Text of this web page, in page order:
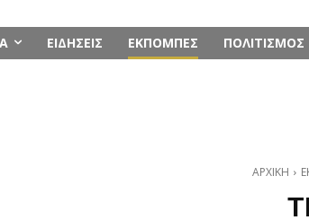
ΕΙΔΗΣΕΙΣ ΕΚΠΟΜΠΕΣ ΠΟΛΙΤΙΣΜΟΣ
ΑΡΧΙΚΗ